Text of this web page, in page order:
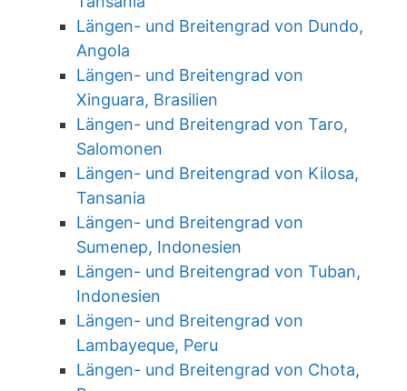
Längen- und Breitengrad von Dundo,
Angola
Längen- und Breitengrad von
Xinguara, Brasilien
Längen- und Breitengrad von Taro,
Salomonen
Längen- und Breitengrad von Kilosa,
Tansania
Längen- und Breitengrad von
Sumenep, Indonesien
Längen- und Breitengrad von Tuban,
Indonesien
Längen- und Breitengrad von
Lambayeque, Peru
Längen- und Breitengrad von Chota,